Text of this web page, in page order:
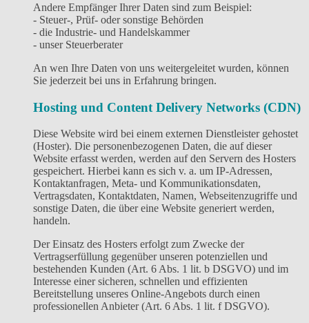
Andere Empfänger Ihrer Daten sind zum Beispiel:
- Steuer-, Prüf- oder sonstige Behörden
- die Industrie- und Handelskammer
- unser Steuerberater
An wen Ihre Daten von uns weitergeleitet wurden, können
Sie jederzeit bei uns in Erfahrung bringen.
Hosting und Content Delivery Networks (CDN)
Diese Website wird bei einem externen Dienstleister gehostet
(Hoster). Die personenbezogenen Daten, die auf dieser
Website erfasst werden, werden auf den Servern des Hosters
gespeichert. Hierbei kann es sich v. a. um IP-Adressen,
Kontaktanfragen, Meta- und Kommunikationsdaten,
Vertragsdaten, Kontaktdaten, Namen, Webseitenzugriffe und
sonstige Daten, die über eine Website generiert werden,
handeln.
Der Einsatz des Hosters erfolgt zum Zwecke der
Vertragserfüllung gegenüber unseren potenziellen und
bestehenden Kunden (Art. 6 Abs. 1 lit. b DSGVO) und im
Interesse einer sicheren, schnellen und effizienten
Bereitstellung unseres Online-Angebots durch einen
professionellen Anbieter (Art. 6 Abs. 1 lit. f DSGVO).